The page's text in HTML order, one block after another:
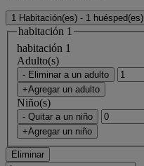
1 Habitación(es) - 1 huésped(es)
habitación 1
habitación 1
Adulto(s)
- Eliminar a un adulto
+Agregar un adulto
Niño(s)
- Quitar a un niño
+Agregar un niño
Eliminar